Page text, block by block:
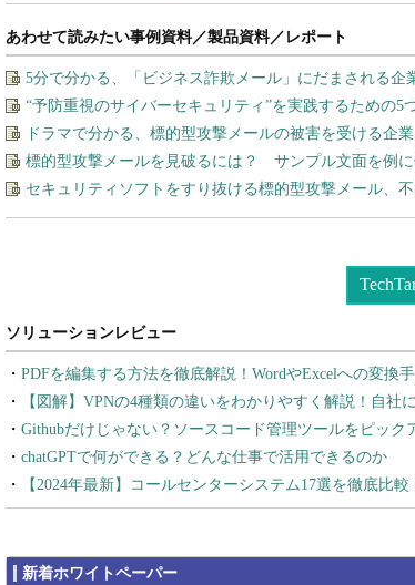
あわせて読みたい事例資料／製品資料／レポート
5分で分かる、「ビジネス詐欺メール」にだまされる企
“予防重視のサイバーセキュリティ”を実践するための5
ドラマで分かる、標的型攻撃メールの被害を受ける企
標的型攻撃メールを見破るには？ サンプル文面を例
セキュリティソフトをすり抜ける標的型攻撃メール、
PDFを編集する方法を徹底解説！WordやExcelへの変換
【図解】VPNの4種類の違いをわかりやすく解説！自社
Githubだけじゃない？ソースコード管理ツールをピック
chatGPTで何ができる？どんな仕事で活用できるのか
【2024年最新】コールセンターシステム17選を徹底比
新着ホワイトペーパー